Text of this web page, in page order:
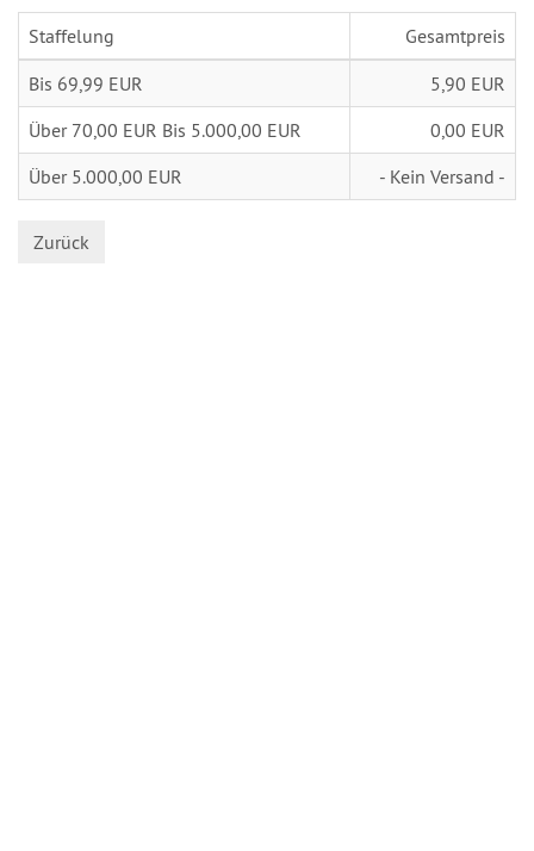
Staffelung
Gesamtpreis
Bis 69,99 EUR
5,90 EUR
Über 70,00 EUR Bis 5.000,00 EUR
0,00 EUR
Über 5.000,00 EUR
- Kein Versand -
Zurück